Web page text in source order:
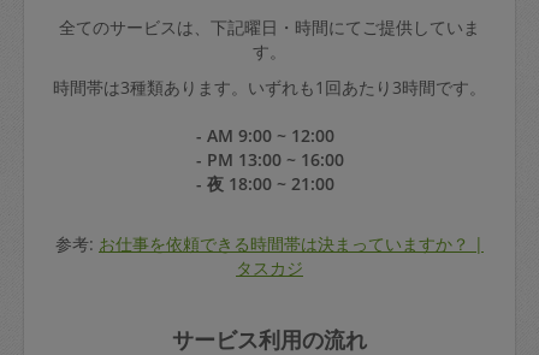
全てのサービスは、下記曜日・時間にてご提供していま
す。
時間帯は3種類あります。いずれも1回あたり3時間です。
- AM 9:00 ~ 12:00
- PM 13:00 ~ 16:00
- 夜 18:00 ~ 21:00
参考: お仕事を依頼できる時間帯は決まっていますか？ |
タスカジ
サービス利用の流れ